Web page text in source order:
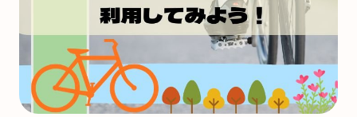
マ
ス！
ど
こ